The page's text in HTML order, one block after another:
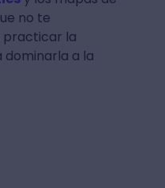
no te
practicar la
dominarla a la